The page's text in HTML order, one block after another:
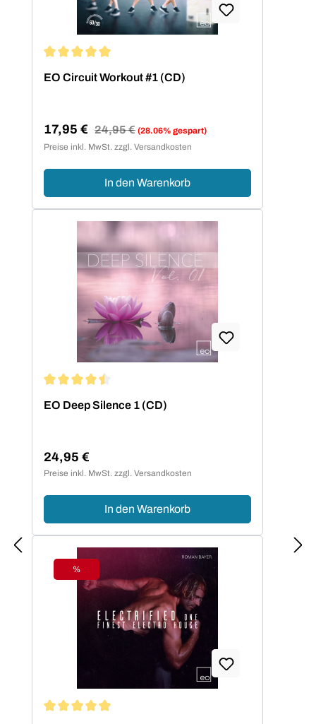
EO Circuit Workout #1 (CD)
Verkaufspreis:
17,95 € Regulärer Preis:
24,95 € (28.06% gespart)
Preise inkl. MwSt. zzgl. Versandkosten
In den Warenkorb
EO Deep Silence 1 (CD)
Regulärer Preis:
24,95 €
Preise inkl. MwSt. zzgl. Versandkosten
In den Warenkorb
Rabatt
%